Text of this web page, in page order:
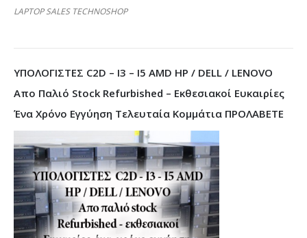
LAPTOP SALES TECHNOSHOP
ΥΠΟΛΟΓΙΣΤΕΣ C2D – I3 – I5 AMD HP / DELL / LENOVO
Απο Παλιό Stock Refurbished – Εκθεσιακοί Ευκαιρίες
Ένα Χρόνο Εγγύηση Τελευταία Κομμάτια ΠΡΟΛΑΒΕΤΕ